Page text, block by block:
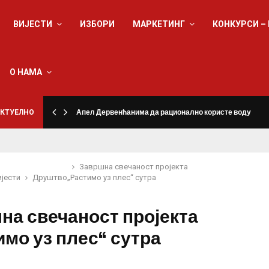
ВИЈЕСТИ ИЗБОРИ МАРКЕТИНГ КОНКУРСИ
О НАМА
Апел Дервенћанима да рационално користе воду
Друштво
Завршна свечаност пројекта
„Растимо уз плес“ сутра
свечаност пројекта
уз плес“ сутра